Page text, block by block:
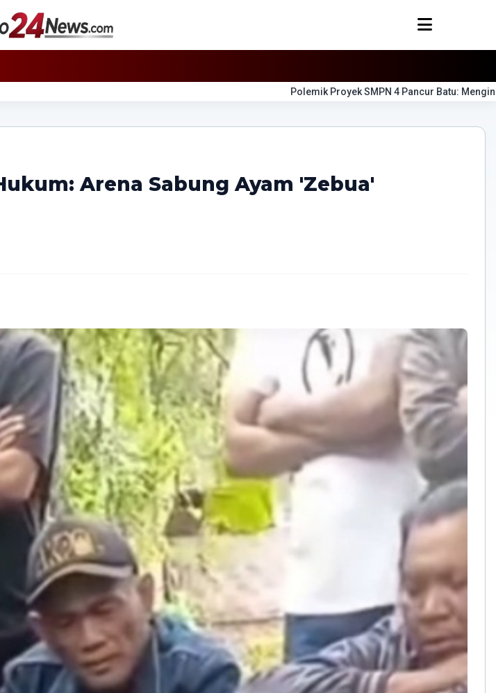
​Polemik Proyek SMPN 4 Pancur Batu: Mengingatkan
Arena Sabung Ayam 'Zebua'